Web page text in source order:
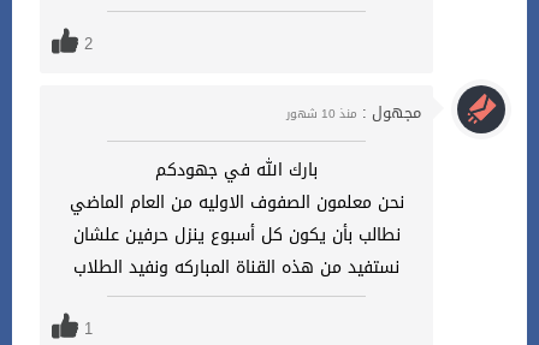
2
مجهول : منذ 10 شهور
بارك الله في جهودكم
نحن معلمون الصفوف الاوليه من العام الماضي
نطالب بأن يكون كل أسبوع ينزل حرفين علشان
نستفيد من هذه القناة المباركه ونفيد الطلاب
1